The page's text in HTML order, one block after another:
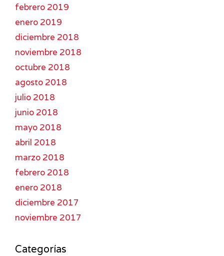
febrero 2019
enero 2019
diciembre 2018
noviembre 2018
octubre 2018
agosto 2018
julio 2018
junio 2018
mayo 2018
abril 2018
marzo 2018
febrero 2018
enero 2018
diciembre 2017
noviembre 2017
Categorías